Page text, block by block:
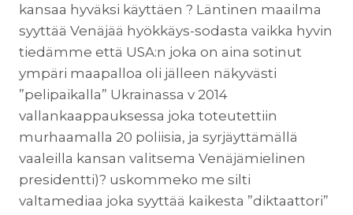
kansaa hyväksi käyttäen ? Läntinen maailma
syyttää Venäjää hyökkäys-sodasta vaikka hyvin
tiedämme että USA:n joka on aina sotinut
ympäri maapalloa oli jälleen näkyvästi
”pelipaikalla” Ukrainassa v 2014
vallankaappauksessa joka toteutettiin
murhaamalla 20 poliisia, ja syrjäyttämällä
vaaleilla kansan valitsema Venäjämielinen
presidentti)? uskommeko me silti
valtamediaa joka syyttää kaikesta ”diktaattori”